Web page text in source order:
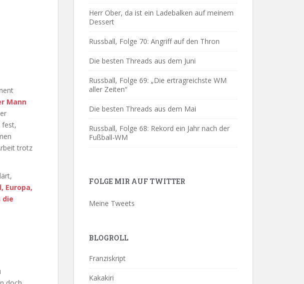
Mann
fest,
trotz
Europa,
die
Herr Ober, da ist ein Ladebalken auf meinem
Dessert
Russball, Folge 70: Angriff auf den Thron
Die besten Threads aus dem Juni
Russball, Folge 69: „Die ertragreichste WM
aller Zeiten“
Die besten Threads aus dem Mai
Russball, Folge 68: Rekord ein Jahr nach der
Fußball-WM
FOLGE MIR AUF TWITTER
Meine Tweets
BLOGROLL
Franziskript
Kakakiri